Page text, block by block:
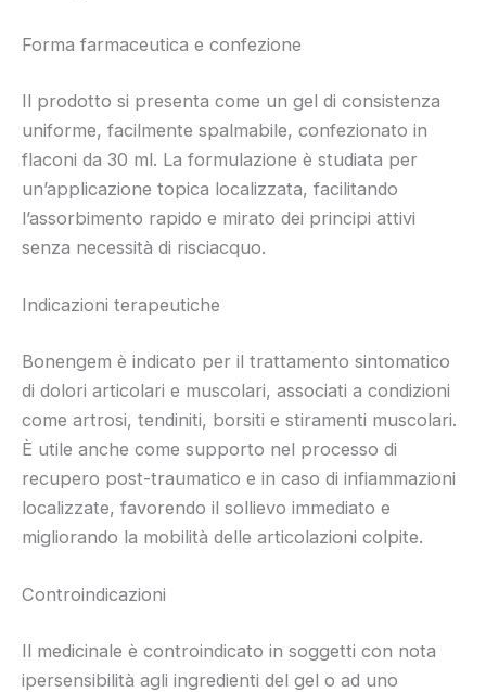
Forma farmaceutica e confezione
Il prodotto si presenta come un gel di consistenza
uniforme, facilmente spalmabile, confezionato in
flaconi da 30 ml. La formulazione è studiata per
un’applicazione topica localizzata, facilitando
l’assorbimento rapido e mirato dei principi attivi
senza necessità di risciacquo.
Indicazioni terapeutiche
Bonengem è indicato per il trattamento sintomatico
di dolori articolari e muscolari, associati a condizioni
come artrosi, tendiniti, borsiti e stiramenti muscolari.
È utile anche come supporto nel processo di
recupero post-traumatico e in caso di infiammazioni
localizzate, favorendo il sollievo immediato e
migliorando la mobilità delle articolazioni colpite.
Controindicazioni
Il medicinale è controindicato in soggetti con nota
ipersensibilità agli ingredienti del gel o ad uno